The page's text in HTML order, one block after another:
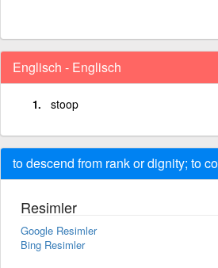
Englisch - Englisch
stoop
to descend from rank or dignity; to
Resimler
Google Resimler
Bing Resimler